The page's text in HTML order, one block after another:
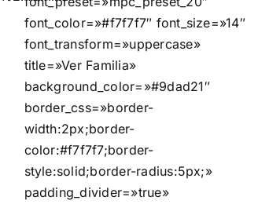
font_color=»#f7f7f7″ font_size=»14″
font_transform=»uppercase»
title=»Ver Familia»
background_color=»#9dad21″
border_css=»border-
width:2px;border-
color:#f7f7f7;border-
style:solid;border-radius:5px;»
padding_divider=»true»